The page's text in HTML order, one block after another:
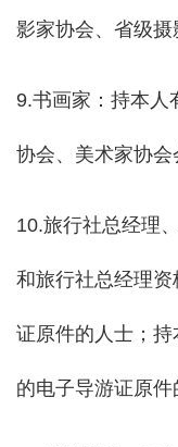
影家协会、省级摄
9.书画家：持本人
协会、美术家协会
10.旅行社总经理
和旅行社总经理资
证原件的人士；
的电子导游证原件